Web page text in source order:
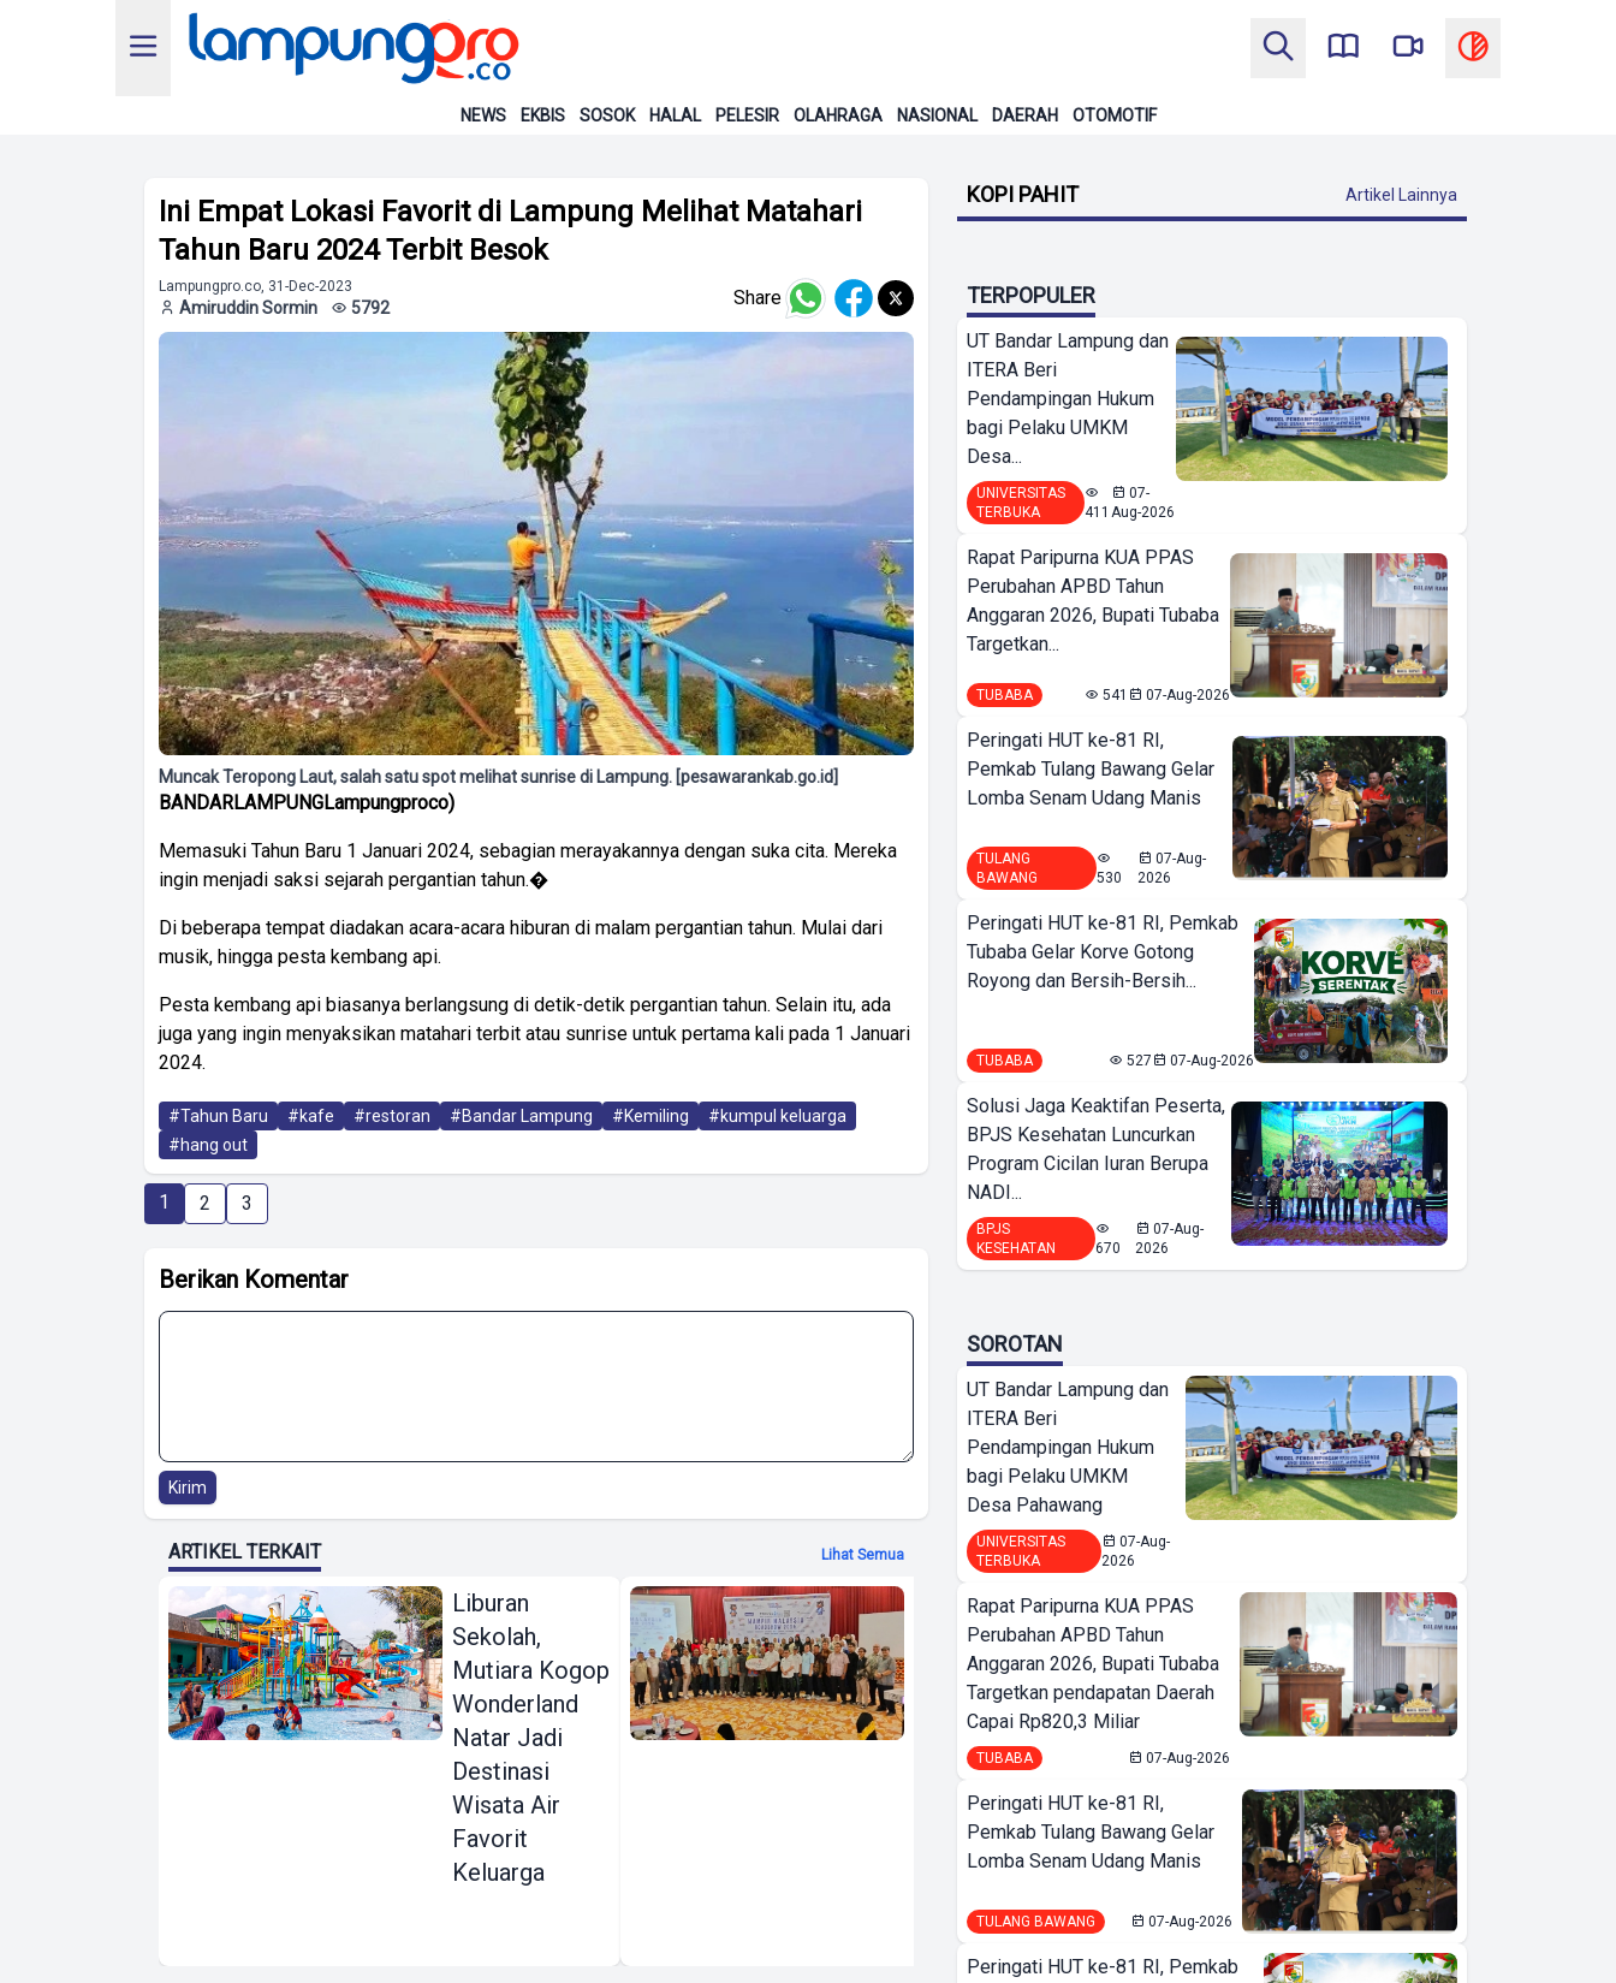
NEWS EKBIS SOSOK HALAL PELESIR OLAHRAGA NASIONAL DAERAH OTOMOTIF
Ini Empat Lokasi Favorit di Lampung Melihat Matahari
Tahun Baru 2024 Terbit Besok
Lampungpro.co, 31-Dec-2023
Amiruddin Sormin 5792 Share
Muncak Teropong Laut, salah satu spot melihat sunrise di Lampung. [pesawarankab.go.id]
BANDARLAMPUNGLampungproco)
Memasuki Tahun Baru 1 Januari 2024, sebagian merayakannya dengan suka cita. Mereka
ingin menjadi saksi sejarah pergantian tahun.�
Di beberapa tempat diadakan acara-acara hiburan di malam pergantian tahun. Mulai dari
musik, hingga pesta kembang api.
Pesta kembang api biasanya berlangsung di detik-detik pergantian tahun. Selain itu, ada
juga yang ingin menyaksikan matahari terbit atau sunrise untuk pertama kali pada 1 Januari
2024.
#Tahun Baru #kafe #restoran #Bandar Lampung #Kemiling
#kumpul keluarga
#hang out
1 2 3
Berikan Komentar
Kirim
ARTIKEL TERKAIT Lihat Semua
Liburan
Sekolah,
Mutiara Kogop
Wonderland
Natar Jadi
Destinasi
Wisata Air
Favorit
Keluarga
Travel4All
Mampir
Malaysia
Roadshow
Sambangi
Lampung,
Wisatawan dan
Perkuat
Sinergi
Pariwisata
Eksotisme Pantai
Mandiri Pesisir Barat,
Bisa Saksikan
Sunrise dan Sunset
Dalam Satu Lokasi
KOPI PAHIT Artikel Lainnya
TERPOPULER
UT Bandar Lampung dan
ITERA Beri
Pendampingan Hukum
bagi Pelaku UMKM
Desa...
UNIVERSITAS
TERBUKA
411
07-
Aug-2026
Rapat Paripurna KUA PPAS
Perubahan APBD Tahun
Anggaran 2026, Bupati Tubaba
Targetkan...
TUBABA 541 07-Aug-2026
Peringati HUT ke-81 RI,
Pemkab Tulang Bawang Gelar
Lomba Senam Udang Manis
TULANG
BAWANG
530
07-Aug-
2026
Peringati HUT ke-81 RI, Pemkab
Tubaba Gelar Korve Gotong
Royong dan Bersih-Bersih...
TUBABA 527 07-Aug-2026
Solusi Jaga Keaktifan Peserta,
BPJS Kesehatan Luncurkan
Program Cicilan Iuran Berupa
NADI...
BPJS
KESEHATAN
670
07-Aug-
2026
SOROTAN
UT Bandar Lampung dan
ITERA Beri
Pendampingan Hukum
bagi Pelaku UMKM
Desa Pahawang
UNIVERSITAS
TERBUKA
07-Aug-
2026
Rapat Paripurna KUA PPAS
Perubahan APBD Tahun
Anggaran 2026, Bupati Tubaba
Targetkan pendapatan Daerah
Capai Rp820,3 Miliar
TUBABA 07-Aug-2026
Peringati HUT ke-81 RI,
Pemkab Tulang Bawang Gelar
Lomba Senam Udang Manis
TULANG BAWANG 07-Aug-2026
Peringati HUT ke-81 RI, Pemkab